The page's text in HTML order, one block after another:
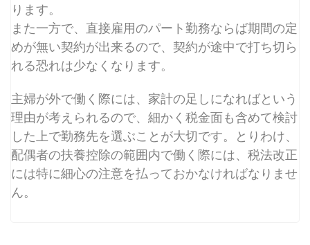
ります。
また一方で、直接雇用のパート勤務ならば期間の定
めが無い契約が出来るので、契約が途中で打ち切ら
れる恐れは少なくなります。
主婦が外で働く際には、家計の足しになればという
理由が考えられるので、細かく税金面も含めて検討
した上で勤務先を選ぶことが大切です。とりわけ、
配偶者の扶養控除の範囲内で働く際には、税法改正
には特に細心の注意を払っておかなければなりませ
ん。